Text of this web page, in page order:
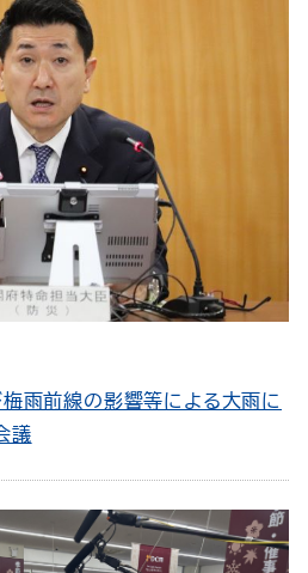
雨前線の影響等による大雨に
議